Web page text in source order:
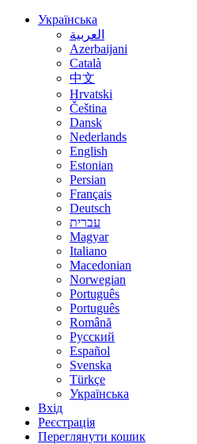
Українська
العربية
Azerbaijani
Català
中文
Hrvatski
Čeština
Dansk
Nederlands
English
Estonian
Persian
Français
Deutsch
עברית
Magyar
Italiano
Macedonian
Norwegian
Português
Português
Română
Русский
Español
Svenska
Türkçe
Українська
Вхід
Реєстрація
Переглянути кошик